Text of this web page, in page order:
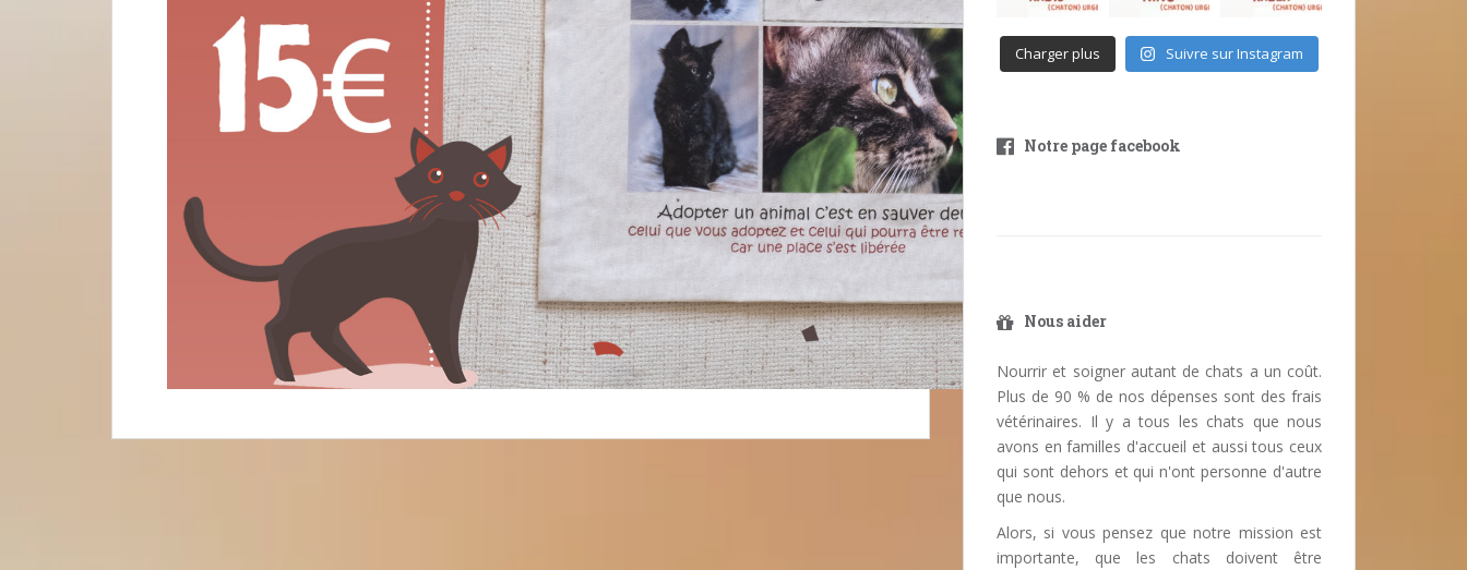
Charger plus Suivre sur Instagram
Notre page facebook
Nous aider
Nourrir et soigner autant de chats a un coût.
Plus de 90 % de nos dépenses sont des frais
vétérinaires. Il y a tous les chats que nous
avons en familles d'accueil et aussi tous ceux
qui sont dehors et qui n'ont personne d'autre
que nous.
Alors, si vous pensez que notre mission est
importante, que les chats doivent être